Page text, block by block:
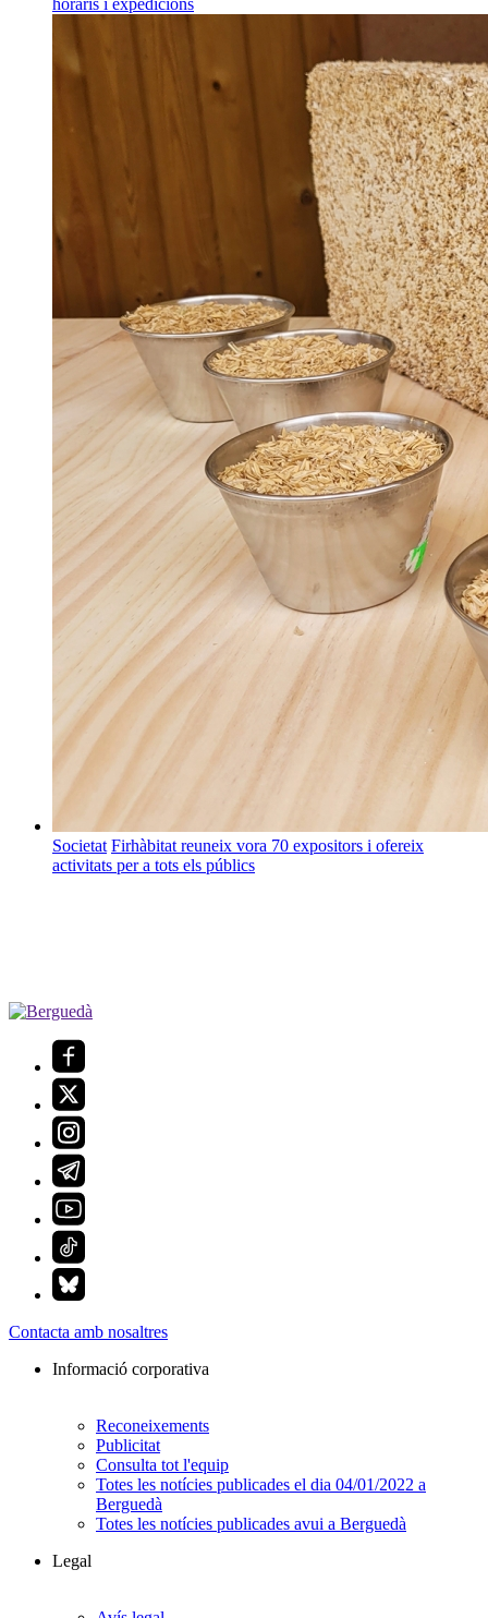
horaris i expedicions
Societat Firhàbitat reuneix vora 70 expositors i ofereix
activitats per a tots els públics
Contacta amb nosaltres
Informació corporativa
Reconeixements
Publicitat
Consulta tot l'equip
Totes les notícies publicades el dia 04/01/2022 a
Berguedà
Totes les notícies publicades avui a Berguedà
Legal